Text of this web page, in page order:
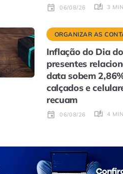
06/08/26 3
ORGANIZAR AS
Inflação do Dia
presentes
data sobem
calçados e
recuam
06/08/26 4